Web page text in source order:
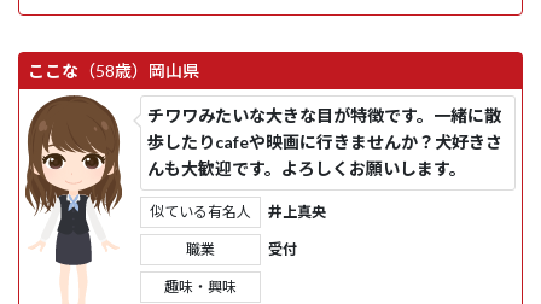
ここな （58歳） 岡山県
チワワみたいな大きな目が特徴です。一緒に散
歩したりcafeや映画に行きませんか？犬好きさ
んも大歓迎です。よろしくお願いします。
似ている有名人 井上真央
職業 受付
趣味・興味